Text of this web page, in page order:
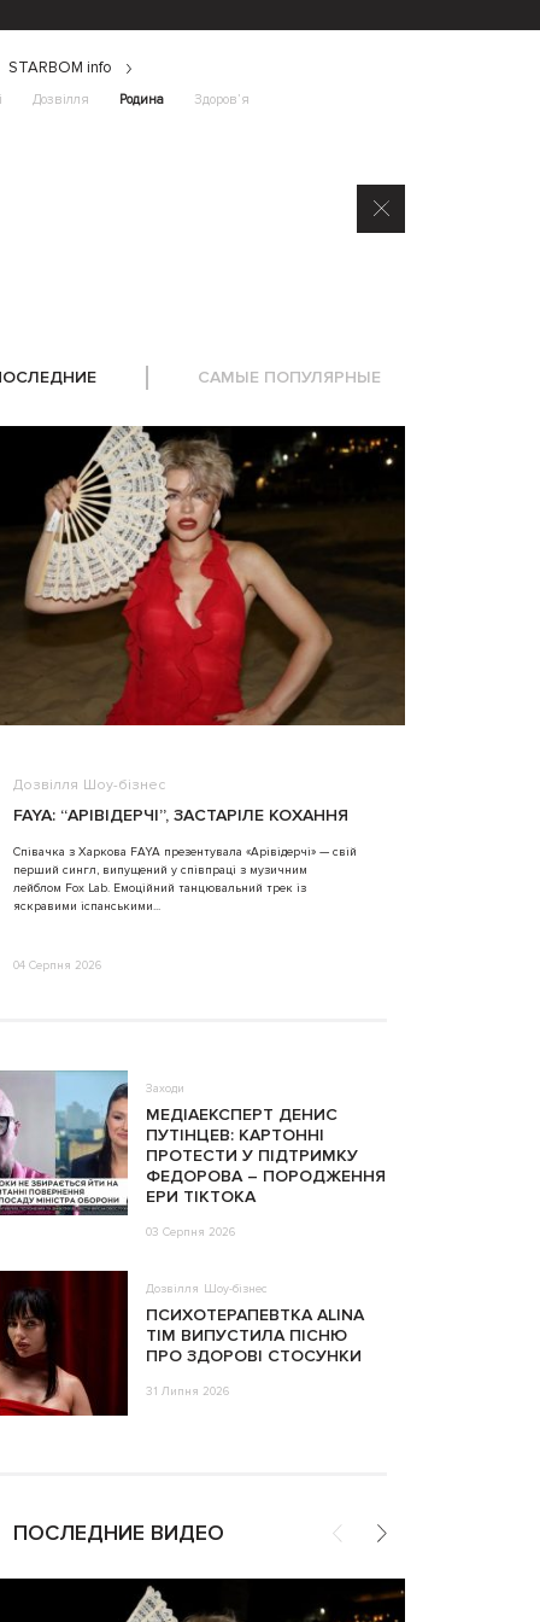
Дозвілля Родина Здоров’я
STARBOM info
САМЫЕ ПОПУЛЯРНЫЕ
Дозвілля Шоу-бізнес
FAYA: “АРІВІДЕРЧІ”, ЗАСТАРІЛЕ КОХАННЯ
Співачка з Харкова FAYA презентувала «Арівідерчі» — свій
перший сингл, випущений у співпраці з музичним
лейблом Fox Lab. Емоційний танцювальний трек із
яскравими іспанськими...
04 Серпня 2026
Заходи
МЕДІАЕКСПЕРТ ДЕНИС
ПУТІНЦЕВ: КАРТОННІ
ПРОТЕСТИ У ПІДТРИМКУ
ФЕДОРОВА – ПОРОДЖЕННЯ
ЕРИ ТІКТОКА
03 Серпня 2026
Дозвілля Шоу-бізнес
ПСИХОТЕРАПЕВТКА ALINA
TIM ВИПУСТИЛА ПІСНЮ
ПРО ЗДОРОВІ СТОСУНКИ
31 Липня 2026
ПОСЛЕДНИЕ ВИДЕО